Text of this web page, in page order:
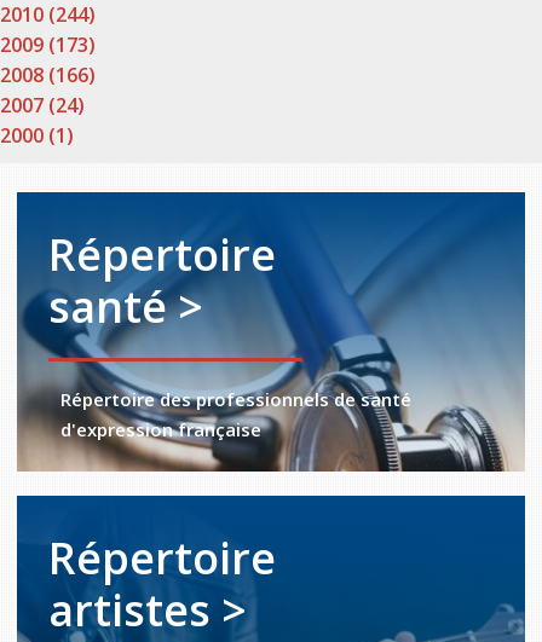
2010 (244)
2009 (173)
2008 (166)
2007 (24)
2000 (1)
Répertoire
santé >
Répertoire des professionnels de santé
d'expression française
Répertoire
artistes >